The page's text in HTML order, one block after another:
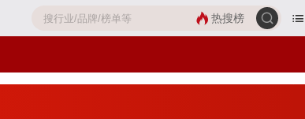
热搜榜